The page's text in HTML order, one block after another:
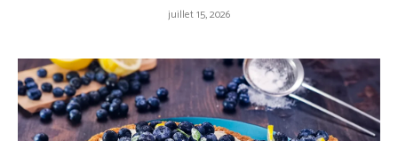
juillet 15, 2026